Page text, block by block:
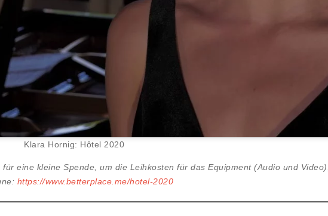
Klara Hornig: Hôtel 2020
eine kleine Spende, um die Leihkosten für das Equipment (Audio und
https://www.betterplace.me/hotel-2020